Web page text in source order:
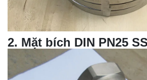
2. Mặt bích DIN PN25